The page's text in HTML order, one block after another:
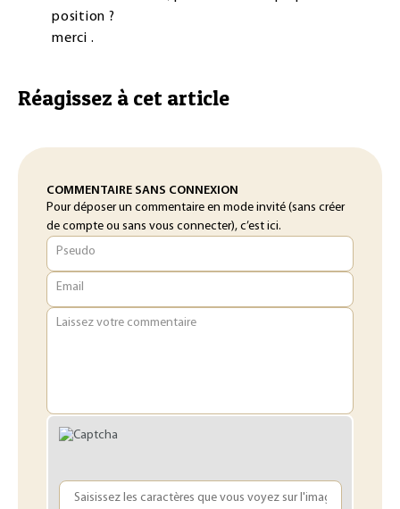
position ?
merci .
Réagissez à cet article
COMMENTAIRE SANS CONNEXION
Pour déposer un commentaire en mode invité (sans créer
de compte ou sans vous connecter), c’est ici.
Pseudo
Email
Laissez votre commentaire